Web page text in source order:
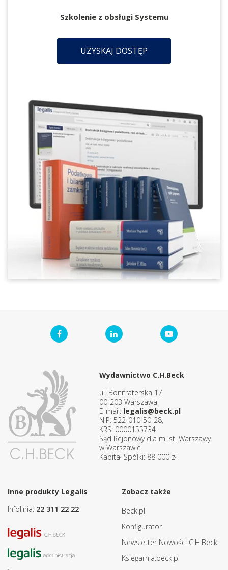
Szkolenie z obsługi Systemu
UZYSKAJ DOSTĘP
Wydawnictwo C.H.Beck
ul. Bonifraterska 17
00-203 Warszawa
E-mail: legalis@beck.pl
NIP: 522-010-50-28,
KRS: 0000155734
Sąd Rejonowy dla m. st. Warszawy
w Warszawie
Kapitał Spółki: 88 000 zł
Inne produkty Legalis
Infolinia: 22 311 22 22
Zobacz także
Beck.pl
Konfigurator
Newsletter Nowości C.H.Beck
Ksiegarnia.beck.pl